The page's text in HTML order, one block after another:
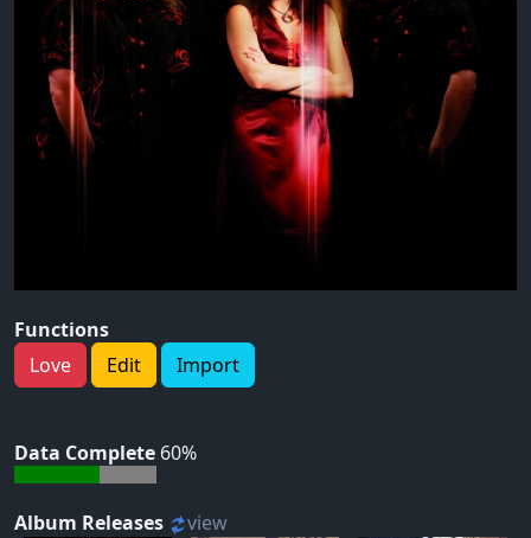
Functions
Love
Edit Import
Data Complete 60%
Album Releases view